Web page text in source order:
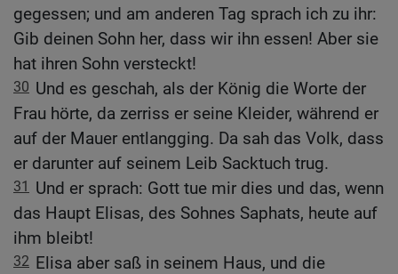
gegessen; und am anderen Tag sprach ich zu ihr:
Gib deinen Sohn her, dass wir ihn essen! Aber sie
hat ihren Sohn versteckt!
30 Und es geschah, als der König die Worte der
Frau hörte, da zerriss er seine Kleider, während er
auf der Mauer entlangging. Da sah das Volk, dass
er darunter auf seinem Leib Sacktuch trug.
31 Und er sprach: Gott tue mir dies und das, wenn
das Haupt Elisas, des Sohnes Saphats, heute auf
ihm bleibt!
32 Elisa aber saß in seinem Haus, und die